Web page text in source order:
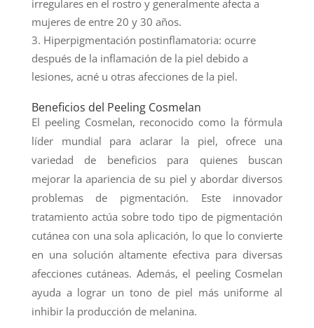
irregulares en el rostro y generalmente afecta a
mujeres de entre 20 y 30 años.
Hiperpigmentación postinflamatoria: ocurre
después de la inflamación de la piel debido a
lesiones, acné u otras afecciones de la piel.
Beneficios del Peeling Cosmelan
El peeling Cosmelan, reconocido como la fórmula
líder mundial para aclarar la piel, ofrece una
variedad de beneficios para quienes buscan
mejorar la apariencia de su piel y abordar diversos
problemas de pigmentación. Este innovador
tratamiento actúa sobre todo tipo de pigmentación
cutánea con una sola aplicación, lo que lo convierte
en una solución altamente efectiva para diversas
afecciones cutáneas. Además, el peeling Cosmelan
ayuda a lograr un tono de piel más uniforme al
inhibir la producción de melanina.